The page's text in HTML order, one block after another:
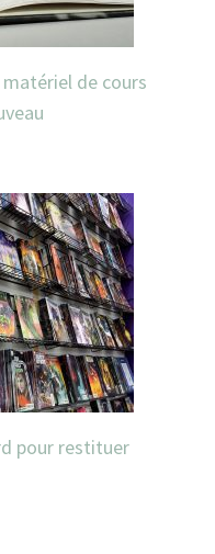
matériel de cours
pour restituer